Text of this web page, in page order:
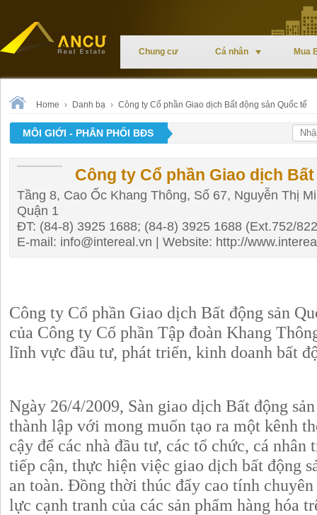
Chung cư Cá nhân Mua
Home › Danh bạ › Công ty Cổ phần Giao dịch Bất động sản Quốc tế
MÔI GIỚI - PHÂN PHỐI BĐS
Công ty Cổ phần Giao dịch
Tầng 8, Cao Ốc Khang Thông, Số 67, Nguyễn Thị
Quận 1
ĐT: (84-8) 3925 1688; (84-8) 3925 1688 (Ext.752/
E-mail: info@intereal.vn | Website: http://
Công ty Cổ phần Giao dịch Bất động sản
của Công ty Cổ phần Tập đoàn Khang
lĩnh vực đầu tư, phát triển, kinh doanh bất
Ngày 26/4/2009, Sàn giao dịch Bất động
thành lập với mong muốn tạo ra một kênh
cậy để các nhà đầu tư, các tổ chức, cá
tiếp cận, thực hiện việc giao dịch bất động
an toàn. Đồng thời thúc đẩy cao tính
lực cạnh tranh của các sản phẩm hàng hóa